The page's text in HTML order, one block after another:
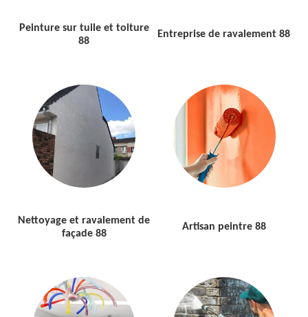
Peinture sur tuile et toiture
88
Entreprise de ravalement 88
Nettoyage et ravalement de
façade 88
Artisan peintre 88